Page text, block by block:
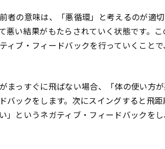
者の意味は、「悪循環」と考えるのが適
悪い結果がもたらされていく状態です。
ィブ・フィードバックを行っていくこと
まっすぐに飛ばない場合、「体の使い方
バックをします。次にスイングすると飛
」というネガティブ・フィードバックを